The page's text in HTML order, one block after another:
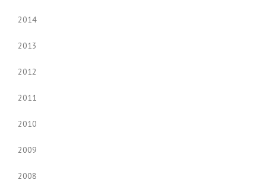
2014
2013
2012
2011
2010
2009
2008